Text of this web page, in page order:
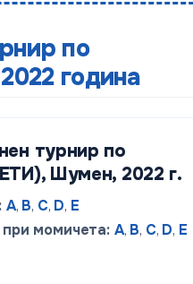
по
година
турнир по
Шумен, 2022 г.
A, B, C, D, E
при момичета: A, B, C, D, E